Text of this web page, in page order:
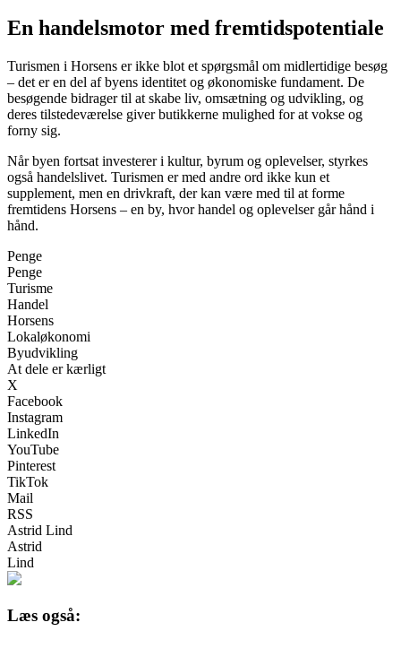
En handelsmotor med fremtidspotentiale
Turismen i Horsens er ikke blot et spørgsmål om midlertidige besøg
– det er en del af byens identitet og økonomiske fundament. De
besøgende bidrager til at skabe liv, omsætning og udvikling, og
deres tilstedeværelse giver butikkerne mulighed for at vokse og
forny sig.
Når byen fortsat investerer i kultur, byrum og oplevelser, styrkes
også handelslivet. Turismen er med andre ord ikke kun et
supplement, men en drivkraft, der kan være med til at forme
fremtidens Horsens – en by, hvor handel og oplevelser går hånd i
hånd.
Penge
Penge
Turisme
Handel
Horsens
Lokaløkonomi
Byudvikling
At dele er kærligt
X
Facebook
Instagram
LinkedIn
YouTube
Pinterest
TikTok
Mail
RSS
Astrid Lind
Astrid
Lind
Læs også: